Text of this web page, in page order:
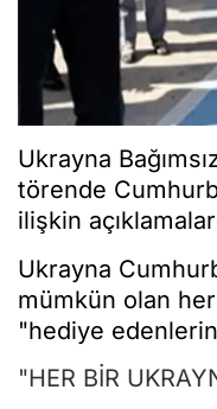
Ukrayna
törende
ilişkin
Ukrayna
mümkün olan
"hediye
"HER BİR